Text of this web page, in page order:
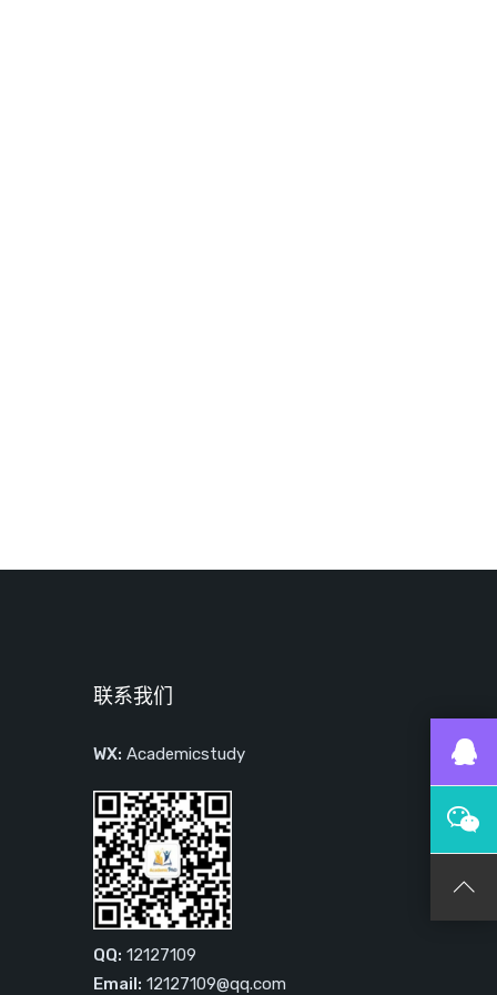
联系我们
WX: Academicstudy
QQ: 12127109
Email: 12127109@qq.com